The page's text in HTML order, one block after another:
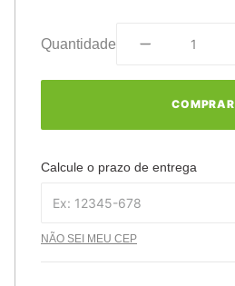
Quantidade
COMPRAR
Calcule o prazo de entrega
NÃO SEI MEU CEP